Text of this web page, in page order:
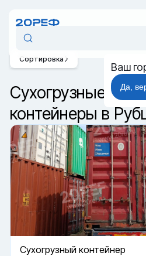
Ваш
Да,
Cухогрузные
контейнеры в
Сортировка
Cухогрузный контейнер